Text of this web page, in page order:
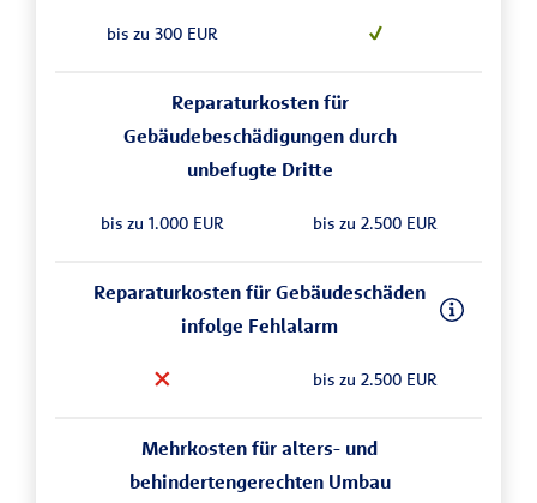
bis zu 300 EUR
Reparaturkosten für
Gebäudebeschädigungen durch
unbefugte Dritte
bis zu 1.000 EUR bis zu 2.500 EUR
Reparaturkosten für Gebäudeschäden
infolge Fehlalarm
bis zu 2.500 EUR
Mehrkosten für alters- und
behindertengerechten Umbau